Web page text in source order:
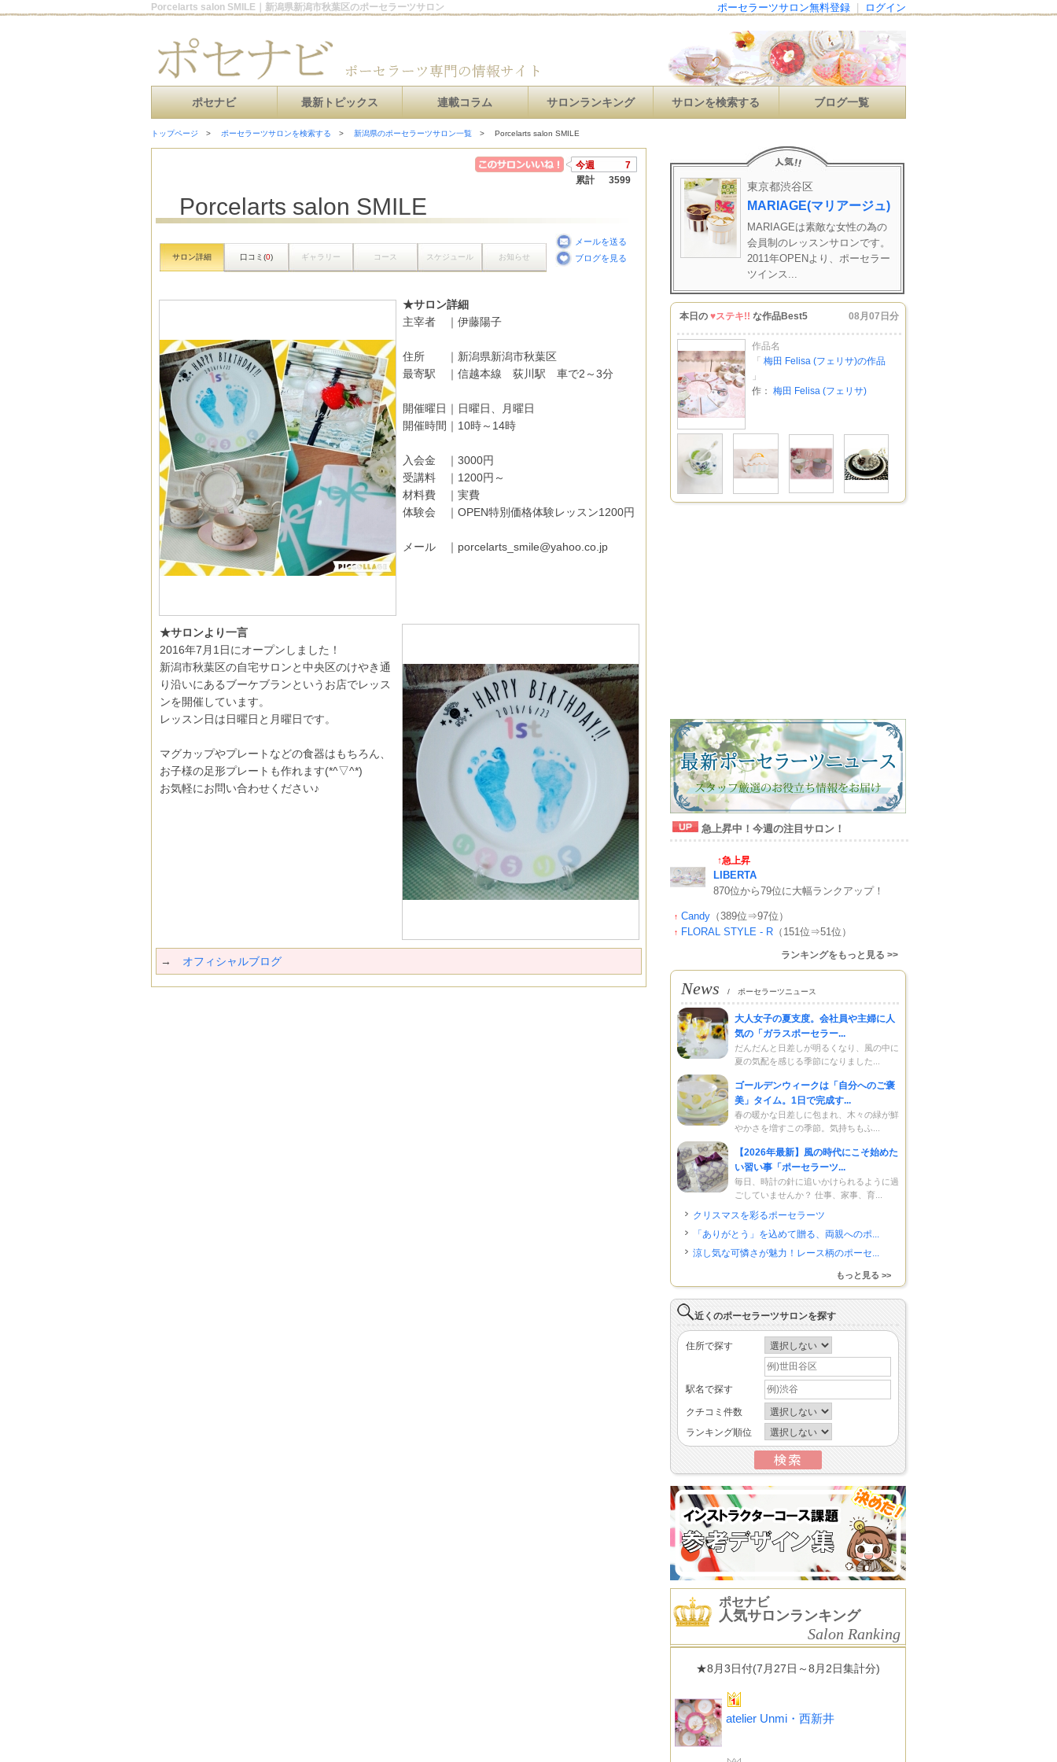
Porcelarts salon SMILE｜新潟県新潟市秋葉区のポーセラーツサロン ログイン
ポーセラーツサロン無料登録
ポセナビ 最新トピックス 連載コラム サロンランキング サロンを検索する ブログ一覧
トップページ ポーセラーツサロンを検索する 新潟県のポーセラーツサロン一覧 Porcelarts salon SMILE
今週
7
累計
3599
Porcelarts salon SMILE
サロン詳細 口コミ(0) ギャラリー コース スケジュール お知らせ
メールを送る
ブログを見る
★サロン詳細
主宰者 ｜伊藤陽子
住所 ｜新潟県新潟市秋葉区
最寄駅 ｜信越本線 荻川駅 車で2～3分
開催曜日｜日曜日、月曜日
開催時間｜10時～14時
入会金 ｜3000円
受講料 ｜1200円～
材料費 ｜実費
体験会 ｜OPEN特別価格体験レッスン1200円
メール ｜porcelarts_smile@yahoo.co.jp
★サロンより一言
2016年7月1日にオープンしました！
新潟市秋葉区の自宅サロンと中央区のけやき通
り沿いにあるブーケブランというお店でレッス
ンを開催しています。
レッスン日は日曜日と月曜日です。
マグカップやプレートなどの食器はもちろん、
お子様の足形プレートも作れます(*^▽^*)
お気軽にお問い合わせください♪
→ オフィシャルブログ
東京都渋谷区
MARIAGE(マリアージュ)
MARIAGEは素敵な女性の為の
会員制のレッスンサロンです。
2011年OPENより、ポーセラー
ツインス...
本日の ♥ステキ!! な作品Best5 08月07日分
作品名
「 梅田 Felisa (フェリサ)の作品
」
作： 梅田 Felisa (フェリサ)
急上昇中！今週の注目サロン！
↑急上昇
LIBERTA
870位から79位に大幅ランクアップ！
↑ Candy （389位⇒97位）
↑ FLORAL STYLE - R （151位⇒51位）
ランキングをもっと見る >>
News / ポーセラーツニュース
大人女子の夏支度。会社員や主婦に人
気の「ガラスポーセラー...
だんだんと日差しが明るくなり、風の中に
夏の気配を感じる季節になりました...
ゴールデンウィークは「自分へのご褒
美」タイム。1日で完成す...
春の暖かな日差しに包まれ、木々の緑が鮮
やかさを増すこの季節。気持ちもふ...
【2026年最新】風の時代にこそ始めた
い習い事「ポーセラーツ...
毎日、時計の針に追いかけられるように過
ごしていませんか？ 仕事、家事、育...
クリスマスを彩るポーセラーツ
「ありがとう」を込めて贈る、両親へのポ...
涼し気な可憐さが魅力！レース柄のポーセ...
もっと見る >>
近くのポーセラーツサロンを探す
住所で探す
駅名で探す
クチコミ件数
ランキング順位
ポセナビ
人気サロンランキング
Salon Ranking
★8月3日付(7月27日～8月2日集計分)
atelier Unmi・西新井